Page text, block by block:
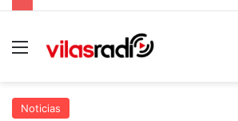
Menú
Noticias